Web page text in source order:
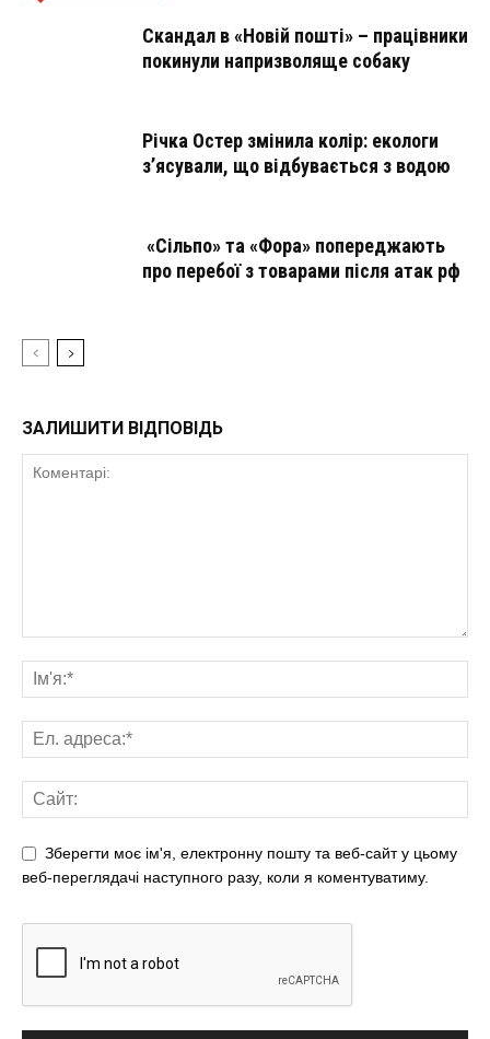
Скандал в «Новій пошті» – працівники
покинули напризволяще собаку
Річка Остер змінила колір: екологи
з’ясували, що відбувається з водою
«Сільпо» та «Фора» попереджають
про перебої з товарами після атак рф
ЗАЛИШИТИ ВІДПОВІДЬ
Зберегти моє ім'я, електронну пошту та веб-сайт у цьому
веб-переглядачі наступного разу, коли я коментуватиму.